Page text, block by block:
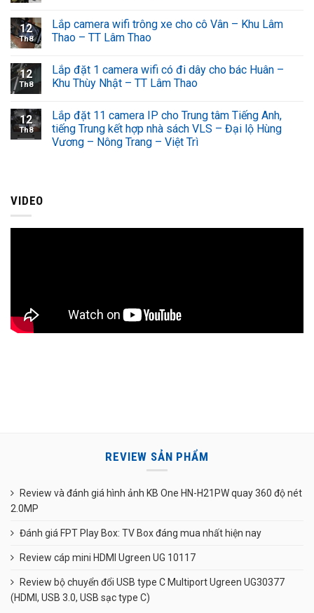
12
Th8
Lắp camera wifi trông xe cho cô Vân – Khu Lâm
Thao – TT Lâm Thao
12
Th8
Lắp đặt 1 camera wifi có đi dây cho bác Huân –
Khu Thùy Nhật – TT Lâm Thao
12
Th8
Lắp đặt 11 camera IP cho Trung tâm Tiếng Anh,
tiếng Trung kết hợp nhà sách VLS – Đại lộ Hùng
Vương – Nông Trang – Việt Trì
VIDEO
REVIEW SẢN PHẨM
Review và đánh giá hình ảnh KB One HN-H21PW quay 360 độ nét
2.0MP
Đánh giá FPT Play Box: TV Box đáng mua nhất hiện nay
Review cáp mini HDMI Ugreen UG 10117
Review bộ chuyển đổi USB type C Multiport Ugreen UG30377
(HDMI, USB 3.0, USB sạc type C)